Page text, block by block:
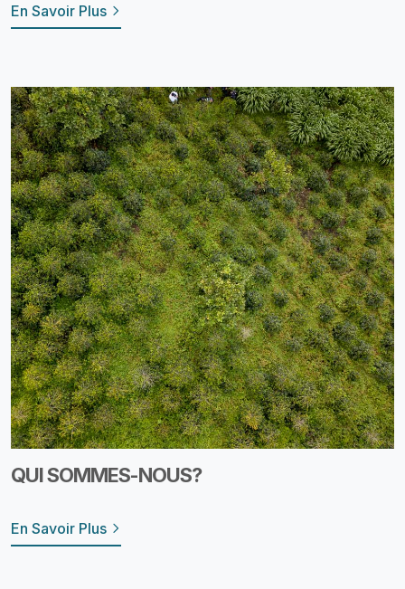
En Savoir Plus
QUI SOMMES-NOUS?
En Savoir Plus